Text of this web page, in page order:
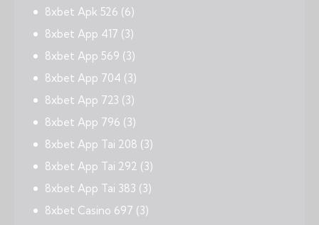
8xbet Apk 526 (6)
8xbet App 417 (3)
8xbet App 569 (3)
8xbet App 704 (3)
8xbet App 723 (3)
8xbet App 796 (3)
8xbet App Tai 208 (3)
8xbet App Tai 292 (3)
8xbet App Tai 383 (3)
8xbet Casino 697 (3)